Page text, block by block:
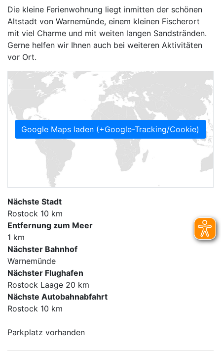
Die kleine Ferienwohnung liegt inmitten der schönen
Altstadt von Warnemünde, einem kleinen Fischerort
mit viel Charme und mit weiten langen Sandstränden.
Gerne helfen wir Ihnen auch bei weiteren Aktivitäten
vor Ort.
Google Maps laden (+Google-Tracking/Cookie)
Nächste Stadt
Rostock 10 km
Entfernung zum Meer
1 km
Nächster Bahnhof
Warnemünde
Nächster Flughafen
Rostock Laage 20 km
Nächste Autobahnabfahrt
Rostock 10 km
Parkplatz vorhanden